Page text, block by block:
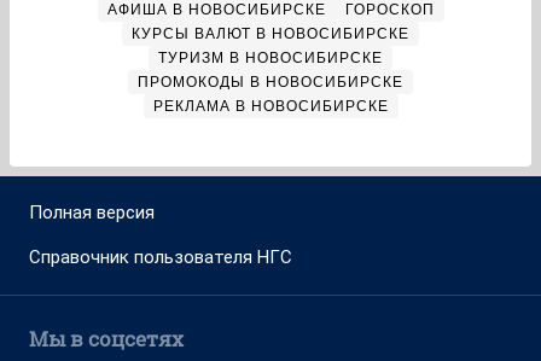
АФИША В НОВОСИБИРСКЕ
ГОРОСКОП
КУРСЫ ВАЛЮТ В НОВОСИБИРСКЕ
ТУРИЗМ В НОВОСИБИРСКЕ
ПРОМОКОДЫ В НОВОСИБИРСКЕ
РЕКЛАМА В НОВОСИБИРСКЕ
Полная версия
Справочник пользователя НГС
Мы в соцсетях